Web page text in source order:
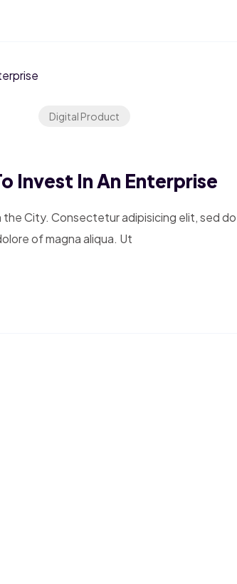
Digital Product
Invest In An Enterprise
City. Consectetur adipisicing elit, sed do
of magna aliqua. Ut